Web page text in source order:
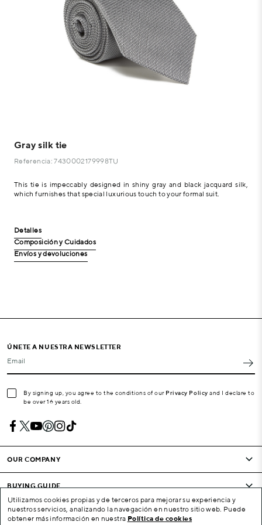
Gray silk tie
Referencia: 7430002179998TU
This tie is impeccably designed in shiny gray and black jacquard silk,
which furnishes that special luxurious touch to your formal suit.
Detalles
Composición y Cuidados
Envíos y devoluciones
ÚNETE A NUESTRA NEWSLETTER
Email
By signing up, you agree to the conditions of our Privacy Policy and I declare to
be over 16 years old.
OUR COMPANY
BUYING GUIDE
CONDITIONS AND COMPANY
Utilizamos cookies propias y de terceros para mejorar su experiencia y
nuestros servicios, analizando la navegación en nuestro sitio web. Puede
obtener más información en nuestra Política de cookies